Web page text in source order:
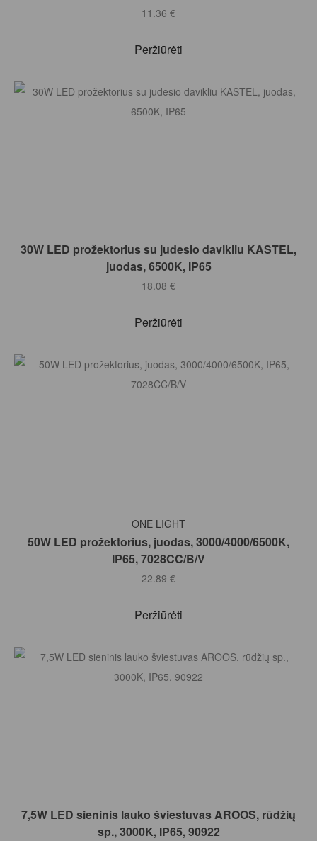
11.36 €
Peržiūrėti
Į KREPŠELĮ
30W LED prožektorius su judesio davikliu KASTEL,
juodas, 6500K, IP65
18.08 €
Peržiūrėti
Į KREPŠELĮ
ONE LIGHT
50W LED prožektorius, juodas, 3000/4000/6500K,
IP65, 7028CC/B/V
22.89 €
Peržiūrėti
Į KREPŠELĮ
7,5W LED sieninis lauko šviestuvas AROOS, rūdžių
sp., 3000K, IP65, 90922